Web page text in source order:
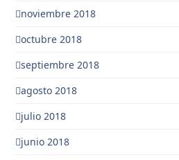
noviembre 2018
octubre 2018
septiembre 2018
agosto 2018
julio 2018
junio 2018